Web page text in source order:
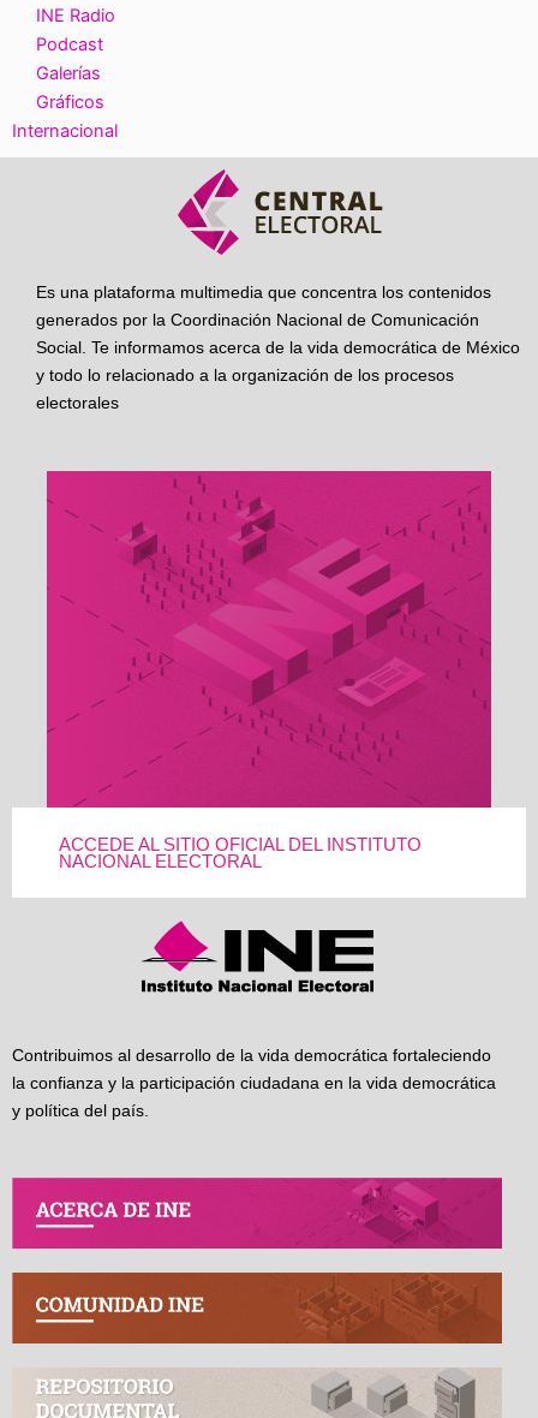
INE Radio
Podcast
Galerías
Gráficos
Internacional
Es una plataforma multimedia que concentra los contenidos
generados por la Coordinación Nacional de Comunicación
Social. Te informamos acerca de la vida democrática de México
y todo lo relacionado a la organización de los procesos
electorales
ACCEDE AL SITIO OFICIAL DEL INSTITUTO
NACIONAL ELECTORAL
Contribuimos al desarrollo de la vida democrática fortaleciendo
la confianza y la participación ciudadana en la vida democrática
y política del país.